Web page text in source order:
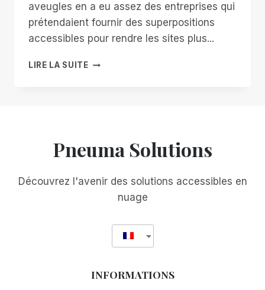
aveugles en a eu assez des entreprises qui
prétendaient fournir des superpositions
accessibles pour rendre les sites plus...
LIRE LA SUITEPOURSUITE
Pneuma Solutions
Découvrez l'avenir des solutions accessibles en
nuage
INFORMATIONS